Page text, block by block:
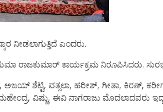
ನೀಡಲಾಗುತ್ತಿದೆ ಎಂದರು.
ರಾಜಕುಮಾರ್ ಕಾರ್ಯಕ್ರಮ ನಿರೂಪಿಸಿದರು.
ಶೆಟ್ಟಿ, ವತ್ಸಲಾ, ಹರೀಶ್, ಗೀತಾ, ಕಿರಣ್,
ವಿಷ್ಣು, ಈವಿ ನಾಗರಾಜು ಮೊದಲಾದವರು